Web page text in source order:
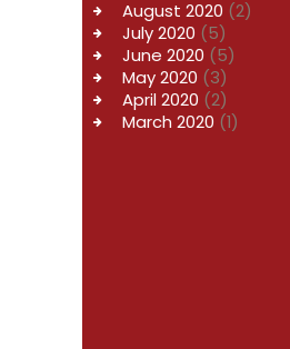
August 2020 (2)
July 2020 (5)
June 2020 (5)
May 2020 (3)
April 2020 (2)
March 2020 (1)